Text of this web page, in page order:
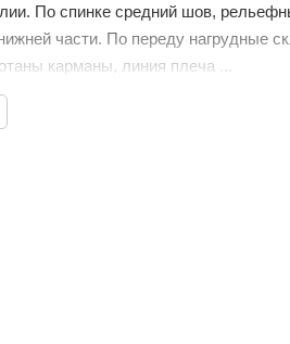
По спинке средний шов,
части. По переду нагрудные
карманы, линия плеча ...